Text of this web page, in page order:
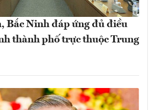
Bắc Ninh đáp ứng đủ điều
thành phố trực thuộc Trung